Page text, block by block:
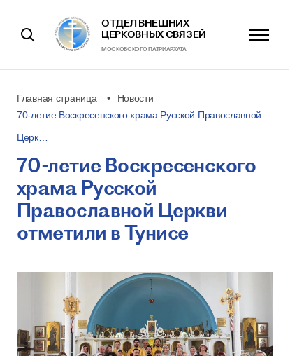
ОТДЕЛ ВНЕШНИХ
ЦЕРКОВНЫХ СВЯЗЕЙ
МОСКОВСКОГО ПАТРИАРХАТА
Главная страница
Новости
70-летие Воскресенского храма Русской Православной
Церк…
70-летие Воскресенского
храма Русской
Православной Церкви
отметили в Тунисе